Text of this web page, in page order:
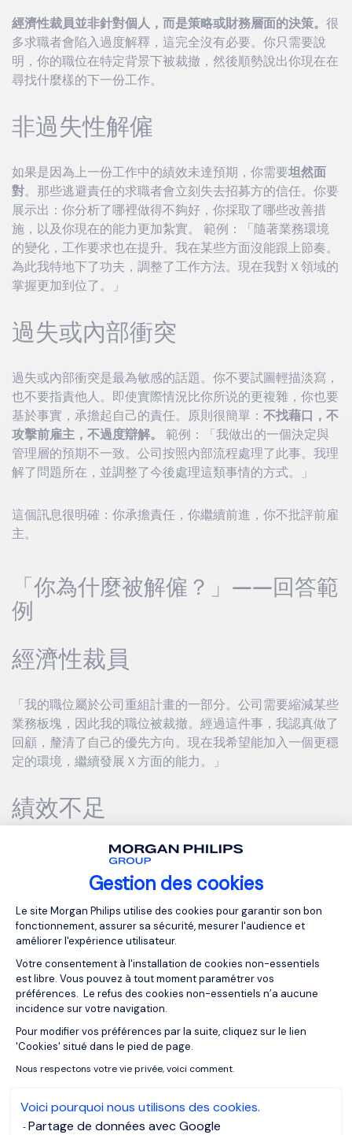
Gestion des cookies
Plateforme de Gestion du
Le site Morgan Philips utilise des cookies pour garantir son bon
fonctionnement, assurer sa sécurité, mesurer l'audience et
améliorer l'expérience utilisateur.
Votre consentement à l'installation de cookies non-essentiels
est libre. Vous pouvez à tout moment paramétrer vos
préférences. Le refus des cookies non-essentiels n’a aucune
incidence sur votre navigation.
Pour modifier vos préférences par la suite, cliquez sur le lien
'Cookies' situé dans le pied de page.
Nous respectons votre vie privée, voici comment.
Voici pourquoi nous utilisons des cookies.
Partage de données avec Google
Axeptio consent
經濟性裁員並非針對個人，而是策略或財務層面的決策。 很
多求職者會陷入過度解釋，這完全沒有必要。你只需要說
明，你的職位在特定背景下被裁撤，然後順勢說出你現在在
尋找什麼樣的下一份工作。
非過失性解僱
如果是因為上一份工作中的績效未達預期，你需要坦然面
對。那些逃避責任的求職者會立刻失去招募方的信任。你要
展示出：你分析了哪裡做得不夠好，你採取了哪些改善措
施，以及你現在的能力更加紮實。 範例：「隨著業務環境
的變化，工作要求也在提升。我在某些方面沒能跟上節奏。
為此我特地下了功夫，調整了工作方法。現在我對Ｘ領域的
掌握更加到位了。」
過失或內部衝突
過失或內部衝突是最為敏感的話題。你不要試圖輕描淡寫，
也不要指責他人。即使實際情況比你所说的更複雜，你也要
基於事實，承擔起自己的責任。原則很簡單： 不找藉口，不
攻擊前雇主，不過度辯解。
範例：「我做出的一個決定與
管理層的預期不一致。公司按照內部流程處理了此事。我理
解了問題所在，並調整了今後處理這類事情的方式。」
這個訊息很明確：你承擔責任，你繼續前進，你不批評前雇
主。
「你為什麼被解僱？」——回答範
例
經濟性裁員
「我的職位屬於公司重組計畫的一部分。公司需要縮減某些
業務板塊，因此我的職位被裁撤。經過這件事，我認真做了
回顧，釐清了自己的優先方向。現在我希望能加入一個更穩
定的環境，繼續發展Ｘ方面的能力。」
績效不足
「公司的要求在快速提高。我在某些方面確實沒能達到應有
的效率。之後我重點改善了這些地方。現在我在Ｘ和Ｙ方面
比以前扎實很多。貴公司的這個職位，工作方式與我的優勢
更為匹配。」
內部衝突
「在一個關鍵問題上，我與團隊存在工作方法的分歧。管理
感情況下的溝通方式。現在我更希望加入一個工作方法與我
過失